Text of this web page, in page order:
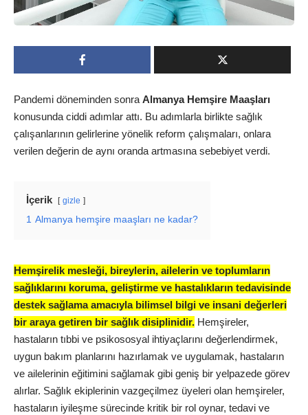
Pandemi döneminden sonraAlmanya Hemşire Maaşları
konusunda ciddi adımlar attı. Bu adımlarla birlikte sağlık
çalışanlarının gelirlerine yönelik reform çalışmaları, onlara
verilen değerin de aynı oranda artmasına sebebiyet verdi.
İçerik gizle
1 Almanya hemşire maaşları ne kadar?
Hemşirelik mesleği, bireylerin, ailelerin ve toplumların
sağlıklarını koruma, geliştirme ve hastalıkların tedavisinde
destek sağlama amacıyla bilimsel bilgi ve insani değerleri
bir araya getiren bir sağlık disiplinidir. Hemşireler,
hastaların tıbbi ve psikososyal ihtiyaçlarını değerlendirmek,
uygun bakım planlarını hazırlamak ve uygulamak, hastaların
ve ailelerinin eğitimini sağlamak gibi geniş bir yelpazede görev
alırlar. Sağlık ekiplerinin vazgeçilmez üyeleri olan hemşireler,
hastaların iyileşme sürecinde kritik bir rol oynar, tedavi ve